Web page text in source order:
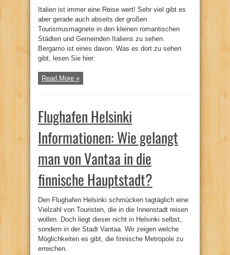
Italien ist immer eine Reise wert! Sehr viel gibt es
aber gerade auch abseits der großen
Tourismusmagnete in den kleinen romantischen
Städten und Gemeinden Italiens zu sehen.
Bergamo ist eines davon. Was es dort zu sehen
gibt, lesen Sie hier:
Read More »
Flughafen Helsinki
Informationen: Wie gelangt
man von Vantaa in die
finnische Hauptstadt?
Den Flughafen Helsinki schmücken tagtäglich eine
Vielzahl von Touristen, die in die Innenstadt reisen
wollen. Doch liegt dieser nicht in Helsinki selbst,
sondern in der Stadt Vantaa. Wir zeigen welche
Möglichkeiten es gibt, die finnische Metropole zu
erreichen.